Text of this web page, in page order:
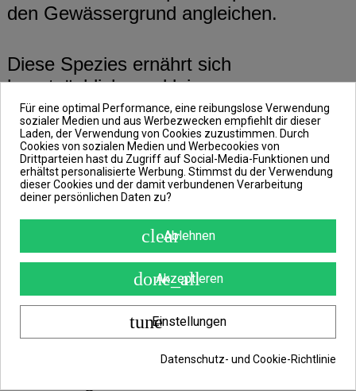
den Gewässergrund angleichen.
Diese Spezies ernährt sich
hauptsächlich von kleinen
Meeresorganismen und ist vorwiegend
nachtaktiv, das heißt, dass die Flunder
in der Nacht jagt. Während des Tages
ruhen sie im Sand vergraben. Die
Flunder ist ausnahmslos in den
Gewässern der Ostsee anzutreffen, wo
sie ein sehr wichtiger Teil der Fischerei
ist.
Bei der Gaby Funder Mini handelt es
sich um einen Plüschfisch also ein
Stofftier, das eine lebensechte
Für eine optimal Performance, eine reibungslose Verwendung
sozialer Medien und aus Werbezwecken empfiehlt dir dieser
Laden, der Verwendung von Cookies zuzustimmen. Durch
Cookies von sozialen Medien und Werbecookies von
Drittparteien hast du Zugriff auf Social-Media-Funktionen und
erhältst personalisierte Werbung. Stimmst du der Verwendung
dieser Cookies und der damit verbundenen Verarbeitung
deiner persönlichen Daten zu?
clearAblehnen
done_all
Akzeptieren
tuneEinstellungen
Datenschutz- und Cookie-Richtlinie